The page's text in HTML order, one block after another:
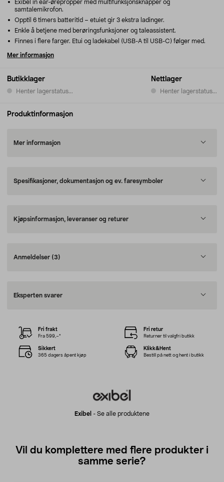
Butikklager
Henter lagerstatus...
Nettlager
Henter lagerstatus...
Exibel in ear-ørepropper med multifunksjonsknapper og
samtalemikrofon.
Opptil 6 timers batteritid – etuiet gir 3 ekstra ladinger.
Enkle å betjene med berøringsfunksjoner og taleassistent.
Finnes i flere farger. Etui og ladekabel (USB-A til USB-C) følger med.
Mer informasjon
Produktinformasjon
Mer informasjon
Spesifikasjoner, dokumentasjon og ev. faresymboler
Kjøpsinformasjon, leveranser og returer
Anmeldelser (3)
Eksperten svarer
Exibel - Se alle produktene
Fri frakt
Fra 599,–*
Fri retur
Returner til valgfri butikk
Sikkert
365 dagers åpent kjøp
Klikk&Hent
Bestill på nett og hent i butikk
Vil du komplettere med flere produkter i
samme serie?